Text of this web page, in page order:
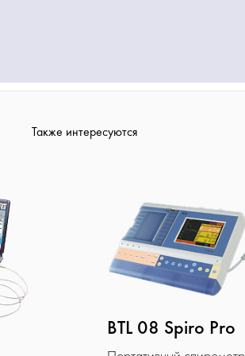
Также интересуются
BTL 08 Spiro Pro